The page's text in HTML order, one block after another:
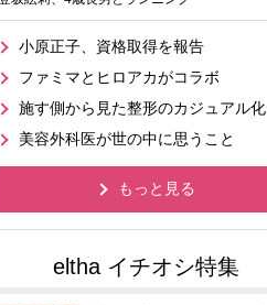
小原正子、資格取得を報告
ファミマとヒロアカがコラボ
施す側から見た整形のカジュアル化
美容外科医が世の中に思うこと
もっと見る